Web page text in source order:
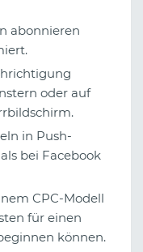
abonnieren
oder auf
in Push-
bei Facebook
CPC-Modell
für einen
können.